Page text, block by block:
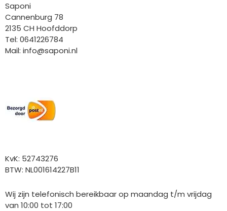
Saponi
Cannenburg 78
2135 CH Hoofddorp
Tel: 0641226784
Mail: info@saponi.nl
KvK: 52743276
BTW: NL001614227B11
Wij zijn telefonisch bereikbaar op maandag t/m vrijdag
van 10:00 tot 17:00